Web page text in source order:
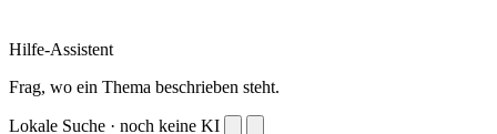
Hilfe-Assistent
Frag, wo ein Thema beschrieben steht.
Lokale Suche · noch keine KI